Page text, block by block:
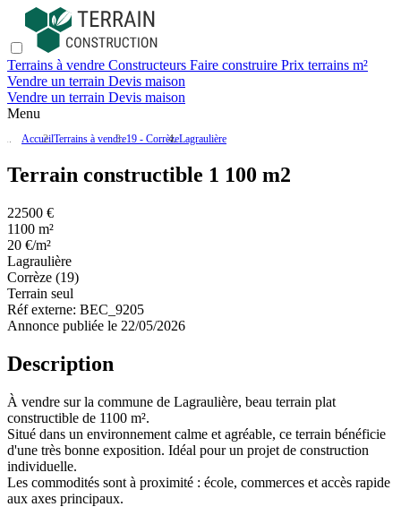
Terrains à vendre Constructeurs Faire construire Prix terrains m²
Vendre un terrain Devis maison
Vendre un terrain Devis maison
Menu
AccueilTerrains à vendre19 - CorrèzeLagraulière
Terrain constructible 1 100 m2
22500 €
1100 m²
20 €/m²
Lagraulière
Corrèze (19)
Terrain seul
Réf externe: BEC_9205
Annonce publiée le 22/05/2026
Description
À vendre sur la commune de Lagraulière, beau terrain plat
constructible de 1100 m².
Situé dans un environnement calme et agréable, ce terrain bénéficie
d'une très bonne exposition. Idéal pour un projet de construction
individuelle.
Les commodités sont à proximité : école, commerces et accès rapide
aux axes principaux.